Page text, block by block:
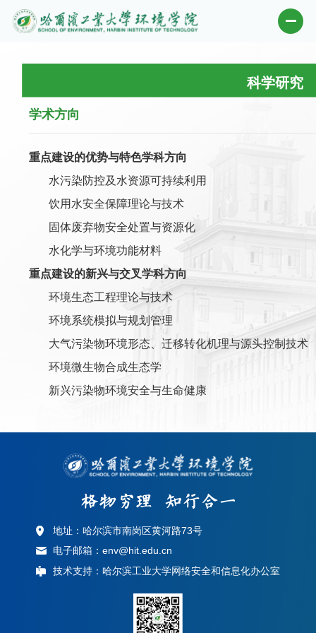
科学研究
学术方向
重点建设的优势与特色学科方向
水污染防控及水资源可持续利用
饮用水安全保障理论与技术
固体废弃物安全处置与资源化
水化学与环境功能材料
重点建设的新兴与交叉学科方向
环境生态工程理论与技术
环境系统模拟与规划管理
大气污染物环境形态、迁移转化机理与源头控制技术
环境微生物合成生态学
新兴污染物环境安全与生命健康
地址：哈尔滨市南岗区黄河路73号
电子邮箱：env@hit.edu.cn
技术支持：哈尔滨工业大学网络安全和信息化办公室